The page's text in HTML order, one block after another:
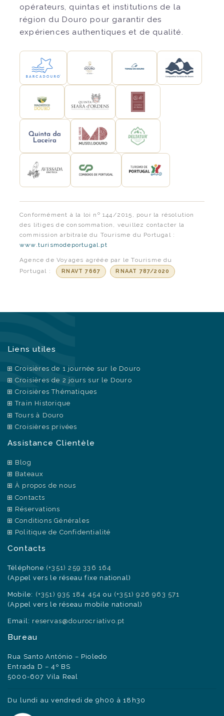
opérateurs, quintas et institutions de la
région du Douro pour garantir des
expériences authentiques et de qualité.
Conformément à la loi nº 144/2015, pour la résolution
des litiges de consommation, veuillez contacter la
commission arbitrale du Tourisme du Portugal :
www.turismodeportugal.pt
Agence de Voyages agréée par le Tourisme du
Portugal :
RNAVT 7667 RNAAT 787/2020
Liens utiles
Croisières de 1 journée sur le Douro
Croisières de 2 jours sur le Douro
Croisières Thématiques
Train Historique
Tours à Douro
Croisières privées
Assistance Clientèle
Blog
Bateaux
À propos de nous
Contacts
Réservations
Conditions Générales
Politique de Confidentialité
Contacts
Téléphone (+351) 259 336 164
(Appel vers le réseau fixe national)
Mobile: (+351) 935 184 454 ou (+351) 926 963 571
(Appel vers le réseau mobile national)
Email: reservas@dourocriativo.pt
Bureau
Rua Santo António – Pioledo
Entrada D – 4º BS
5000-607 Vila Real
Du lundi au vendredi de 9h00 à 18h30